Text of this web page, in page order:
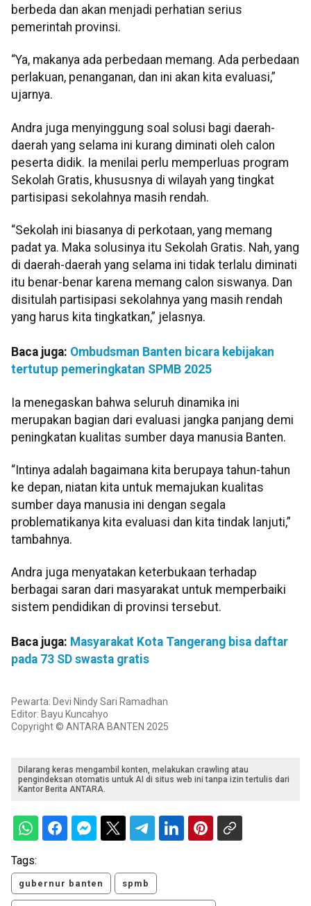
berbeda dan akan menjadi perhatian serius
pemerintah provinsi.
“Ya, makanya ada perbedaan memang. Ada perbedaan
perlakuan, penanganan, dan ini akan kita evaluasi,”
ujarnya.
Andra juga menyinggung soal solusi bagi daerah-
daerah yang selama ini kurang diminati oleh calon
peserta didik. Ia menilai perlu memperluas program
Sekolah Gratis, khususnya di wilayah yang tingkat
partisipasi sekolahnya masih rendah.
“Sekolah ini biasanya di perkotaan, yang memang
padat ya. Maka solusinya itu Sekolah Gratis. Nah, yang
di daerah-daerah yang selama ini tidak terlalu diminati
itu benar-benar karena memang calon siswanya. Dan
disitulah partisipasi sekolahnya yang masih rendah
yang harus kita tingkatkan,” jelasnya.
Baca juga: Ombudsman Banten bicara kebijakan
tertutup pemeringkatan SPMB 2025
Ia menegaskan bahwa seluruh dinamika ini
merupakan bagian dari evaluasi jangka panjang demi
peningkatan kualitas sumber daya manusia Banten.
“Intinya adalah bagaimana kita berupaya tahun-tahun
ke depan, niatan kita untuk memajukan kualitas
sumber daya manusia ini dengan segala
problematikanya kita evaluasi dan kita tindak lanjuti,”
tambahnya.
Andra juga menyatakan keterbukaan terhadap
berbagai saran dari masyarakat untuk memperbaiki
sistem pendidikan di provinsi tersebut.
Baca juga: Masyarakat Kota Tangerang bisa daftar
pada 73 SD swasta gratis
Pewarta: Devi Nindy Sari Ramadhan
Editor: Bayu Kuncahyo
Copyright © ANTARA BANTEN 2025
Dilarang keras mengambil konten, melakukan crawling atau
pengindeksan otomatis untuk AI di situs web ini tanpa izin tertulis dari
Kantor Berita ANTARA.
Tags:
gubernur banten spmb